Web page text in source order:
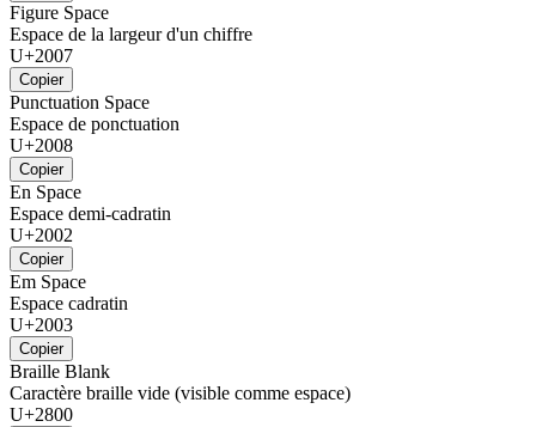
Figure Space
Espace de la largeur d'un chiffre
U+2007
Copier
Punctuation Space
Espace de ponctuation
U+2008
Copier
En Space
Espace demi-cadratin
U+2002
Copier
Em Space
Espace cadratin
U+2003
Copier
Braille Blank
Caractère braille vide (visible comme espace)
U+2800